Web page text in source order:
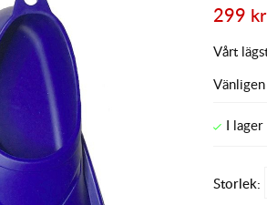
299 kr
Vårt
Storlek: